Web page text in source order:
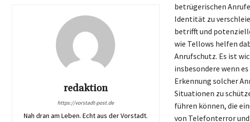
redaktion
https://vorstadt-post.de
Nah dran am Leben. Echt aus der Vorstadt.
betrügerischen
Identität zu
betrifft und
wie Tellows helfen
Anrufschutz. Es ist
insbesondere wenn
Erkennung solcher
Situationen zu
führen können, die
von Telefonterror